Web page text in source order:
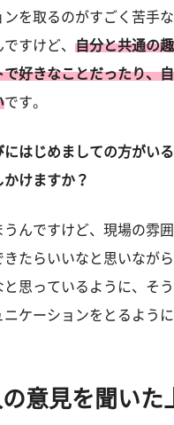
を取るのがすごく苦手
すけど、 自分と共通の
好きなことだったり、
です。
はじめましての方がい
けますか？
んですけど、現場の雰
たらいいなと思いなが
思っているように、そ
ケーションをとるように
意見を聞いた